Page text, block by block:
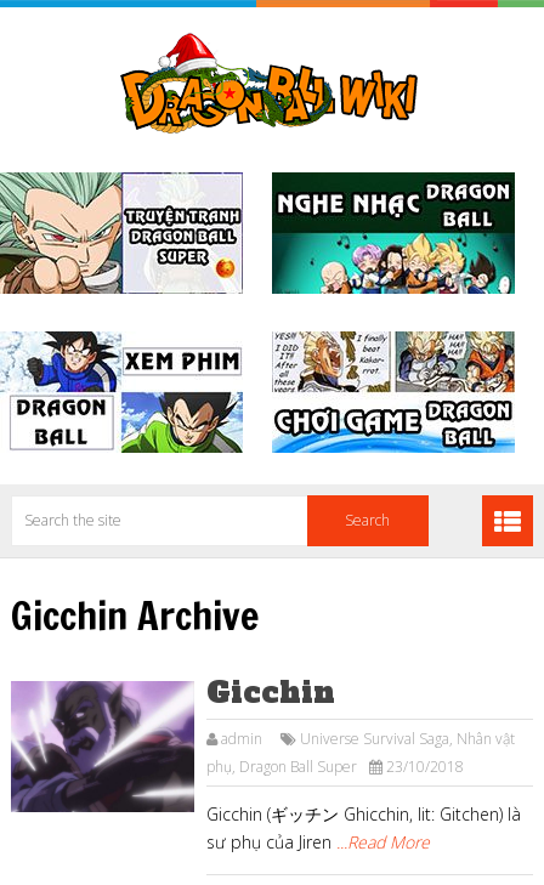
Gicchin Archive
Gicchin
admin Universe Survival Saga, Nhân vật
phụ, Dragon Ball Super 23/10/2018
Gicchin (ギッチン Ghicchin, lit: Gitchen) là
sư phụ của Jiren ...Read More